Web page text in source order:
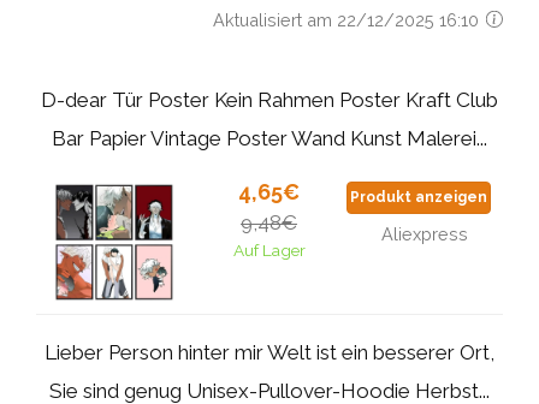
Aktualisiert am 22/12/2025 16:10
D-dear Tür Poster Kein Rahmen Poster Kraft Club
Bar Papier Vintage Poster Wand Kunst Malerei...
4,65€
9,48€
Auf Lager
Produkt anzeigen
Aliexpress
Lieber Person hinter mir Welt ist ein besserer Ort,
Sie sind genug Unisex-Pullover-Hoodie Herbst...